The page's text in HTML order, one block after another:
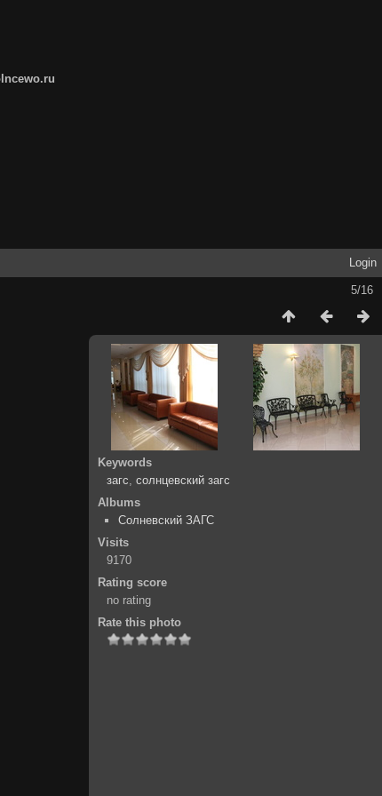
Login
5/16
Keywords
загс солнцевский загс
Albums
Солневский ЗАГС
Visits
9170
Rating score
no rating
Rate this photo